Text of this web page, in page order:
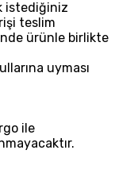
istediğiniz
teslim
ürünle birlikte
uyması
ile